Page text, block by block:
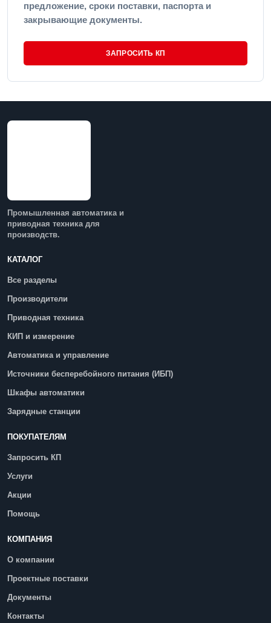
предложение, сроки поставки, паспорта и
закрывающие документы.
ЗАПРОСИТЬ КП
Промышленная автоматика и
приводная техника для
производств.
КАТАЛОГ
Все разделы
Производители
Приводная техника
КИП и измерение
Автоматика и управление
Источники бесперебойного питания (ИБП)
Шкафы автоматики
Зарядные станции
ПОКУПАТЕЛЯМ
Запросить КП
Услуги
Акции
Помощь
КОМПАНИЯ
О компании
Проектные поставки
Документы
Контакты